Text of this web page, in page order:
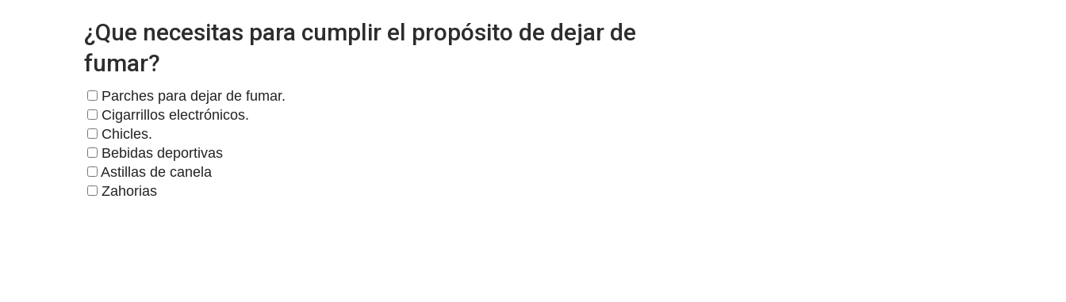
¿Que necesitas para cumplir el propósito de dejar de
fumar?
Parches para dejar de fumar.
Cigarrillos electrónicos.
Chicles.
Bebidas deportivas
Astillas de canela
Zahorias